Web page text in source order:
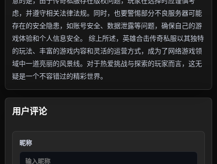
虑，并遵守相关法律法规。同时，也要警惕部分不良服务器可能
存在的安全隐患，如账号安全、数据泄露等问题，确保自己的游
戏体验和个人信息安全。 综上所述，英雄合击传奇私服以其独特
的玩法、丰富的游戏内容和灵活的运营方式，成为了网络游戏领
域中一道亮丽的风景线。对于热爱挑战与探索的玩家而言，这无
疑是一个不容错过的精彩世界。
用户评论
昵称